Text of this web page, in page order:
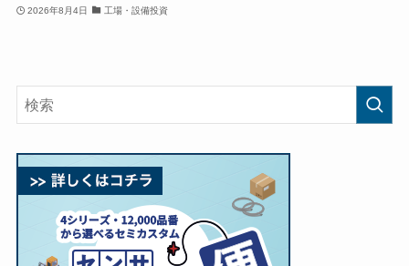
2026年8月4日 工場・設備投資